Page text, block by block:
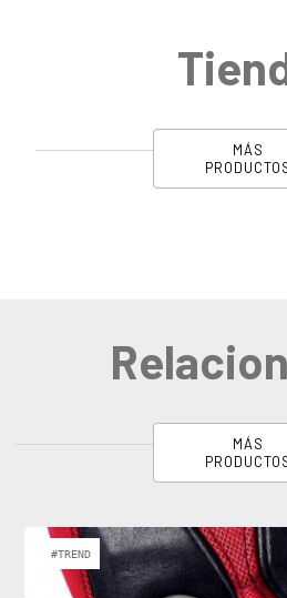
MÁS
MÁS
#TREND